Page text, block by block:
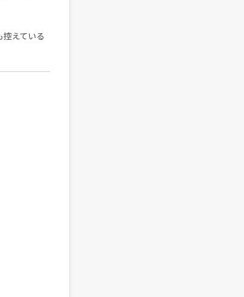
えている